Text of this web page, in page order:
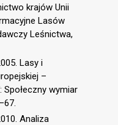
krajów Unii
Lasów
Leśnictwa,
Lasy i
–
Społeczny wymiar
Analiza